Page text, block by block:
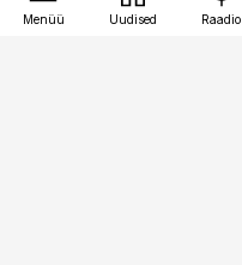
Menüü Uudised Raadio